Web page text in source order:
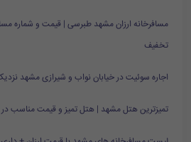
تخفیف
اجاره سوئیت در خیابان نواب و شیرازی مشهد نزدیک حرم| تا
تمیزترین هتل مشهد | هتل تمیز و قیمت مناسب در